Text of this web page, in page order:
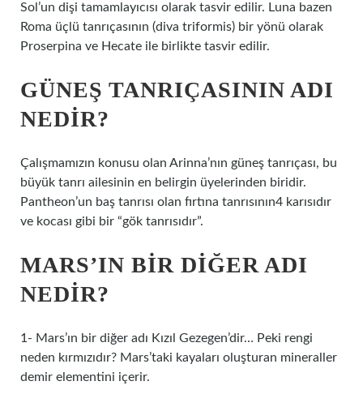
Sol’un dişi tamamlayıcısı olarak tasvir edilir. Luna bazen
Roma üçlü tanrıçasının (diva triformis) bir yönü olarak
Proserpina ve Hecate ile birlikte tasvir edilir.
GÜNEŞ TANRIÇASININ ADI
NEDIR?
Çalışmamızın konusu olan Arinna’nın güneş tanrıçası, bu
büyük tanrı ailesinin en belirgin üyelerinden biridir.
Pantheon’un baş tanrısı olan fırtına tanrısının4 karısıdır
ve kocası gibi bir “gök tanrısıdır”.
MARS’IN BIR DIĞER ADI
NEDIR?
1- Mars’ın bir diğer adı Kızıl Gezegen’dir… Peki rengi
neden kırmızıdır? Mars’taki kayaları oluşturan mineraller
demir elementini içerir.